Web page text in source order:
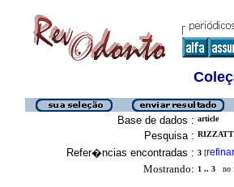
Base de dados : article
Pesquisa :
Refer�ncias encontradas : 3 [refinar
Mostrando: 1 .. 3 no